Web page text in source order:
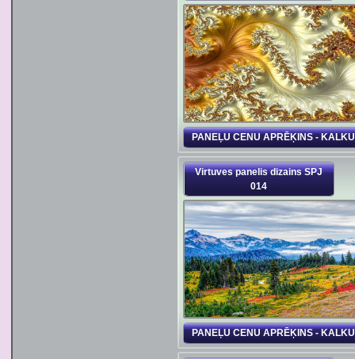
PANEĻU CENU APRĒĶINS -
Virtuves panelis dizains SPJ
014
PANEĻU CENU APRĒĶINS -